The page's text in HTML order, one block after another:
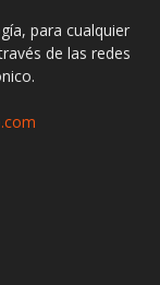
para cualquier
de las redes